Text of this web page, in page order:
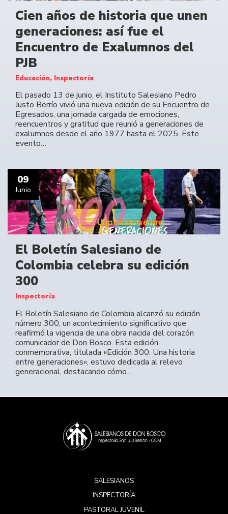
Cien años de historia que unen
generaciones: así fue el
Encuentro de Exalumnos del
PJB
Educación, Inspectoría
El pasado 13 de junio, el Instituto Salesiano Pedro
Justo Berrío vivió una nueva edición de su Encuentro de
Egresados, una jornada cargada de emociones,
reencuentros y gratitud que reunió a generaciones de
exalumnos desde el año 1977 hasta el 2025. Este
evento…
09
Junio
El Boletín Salesiano de
Colombia celebra su edición
300
Inspectoría
El Boletín Salesiano de Colombia alcanzó su edición
número 300, un acontecimiento significativo que
reafirmó la vigencia de una obra nacida del corazón
comunicador de Don Bosco. Esta edición
conmemorativa, titulada «Edición 300: Una historia
entre generaciones«, estuvo dedicada al relevo
generacional, destacando cómo…
SALESIANOS
INSPECTORÍA
PASTORAL JUVENIL